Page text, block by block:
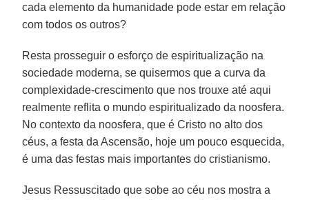
cada elemento da humanidade pode estar em relação
com todos os outros?
Resta prosseguir o esforço de espiritualização na
sociedade moderna, se quisermos que a curva da
complexidade-crescimento que nos trouxe até aqui
realmente reflita o mundo espiritualizado da noosfera.
No contexto da noosfera, que é Cristo no alto dos
céus, a festa da Ascensão, hoje um pouco esquecida,
é uma das festas mais importantes do cristianismo.
Jesus Ressuscitado que sobe ao céu nos mostra a